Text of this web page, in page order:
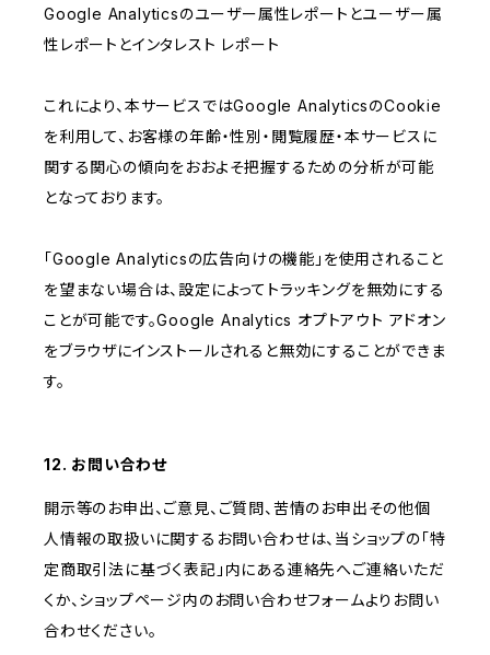
Google Analyticsのユーザー属性レポートとユーザー属
性レポートとインタレスト レポート
これにより、本サービスではGoogle AnalyticsのCookie
を利用して、お客様の年齢・性別・閲覧履歴・本サービスに
関する関心の傾向をおおよそ把握するための分析が可能
となっております。
「Google Analyticsの広告向けの機能」を使用されること
を望まない場合は、設定によってトラッキングを無効にする
ことが可能です。Google Analytics オプトアウト アドオン
をブラウザにインストールされると無効にすることができま
す。
12. お問い合わせ
開示等のお申出、ご意見、ご質問、苦情のお申出その他個
人情報の取扱いに関するお問い合わせは、当ショップの「特
定商取引法に基づく表記」内にある連絡先へご連絡いただ
くか、ショップページ内のお問い合わせフォームよりお問い
合わせください。